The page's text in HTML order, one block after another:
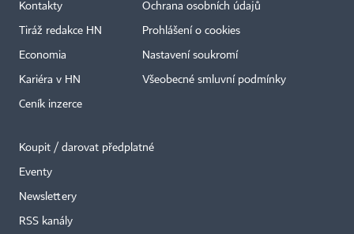
Kontakty
Tiráž redakce HN
Economia
Kariéra v HN
Ceník inzerce
Ochrana osobních údajů
Prohlášení o cookies
Nastavení soukromí
Všeobecné smluvní podmínky
Koupit / darovat předplatné
Eventy
Newslettery
RSS kanály